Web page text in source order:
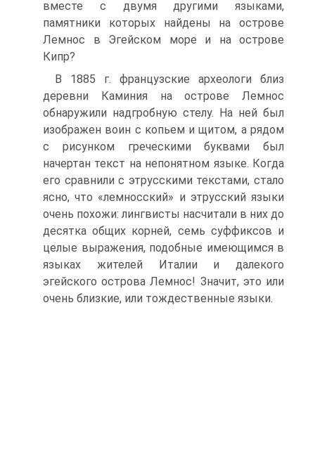
вместе с двумя другими языками,
памятники которых найдены на острове
Лемнос в Эгейском море и на острове
Кипр?
В 1885 г. французские археологи близ
деревни Каминия на острове Лемнос
обнаружили надгробную стелу. На ней был
изображен воин с копьем и щитом, а рядом
с рисунком греческими буквами был
начертан текст на непонятном языке. Когда
его сравнили с этрусскими текстами, стало
ясно, что «лемносский» и этрусский языки
очень похожи: лингвисты насчитали в них до
десятка общих корней, семь суффиксов и
целые выражения, подобные имеющимся в
языках жителей Италии и далекого
эгейского острова Лемнос! Значит, это или
очень близкие, или тождественные языки.